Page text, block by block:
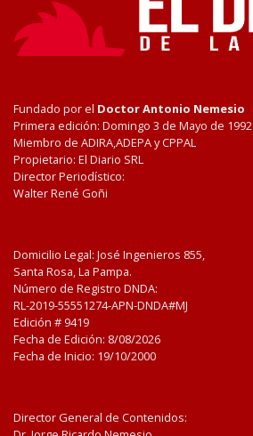
Fundado por el Doctor Antonio Nemesio
Primera edición: Domingo 3 de Mayo de 1992
Miembro de ADIRA,ADEPA y CPPAL
Propietario: El Diario SRL
Director Periodístico:
Walter René Goñi
Domicilio Legal: José Ingenieros 855,
Santa Rosa, La Pampa.
Número de Registro DNDA:
RL-2019-55551274-APN-DNDA#MJ
Edición # 9419
Fecha de Edición: 8/08/2026
Fecha de Inicio: 19/10/2000
Director General de Contenidos: